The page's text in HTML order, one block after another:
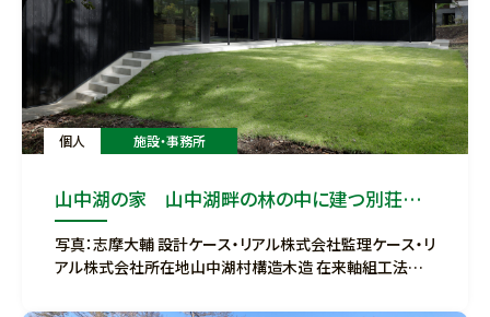
個人 施設・事務所
山中湖の家 山中湖畔の林の中に建つ別荘兼
保養所
写真：志摩大輔 設計ケース・リアル株式会社監理ケース・リ
アル株式会社所在地山中湖村構造木造 在来軸組工法規